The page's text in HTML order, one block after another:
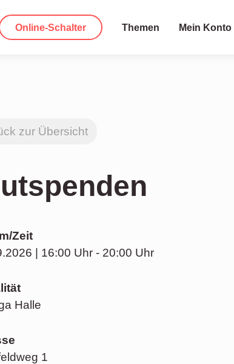
Online-Schalter Themen Mein Konto
zur Übersicht
Zeit
| 16:00 Uhr - 20:00 Uhr
Halle
1